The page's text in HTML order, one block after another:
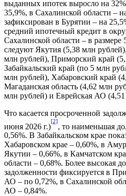
выданных ипотек выросло на
35,9%, в Сахалинской области –
зафиксирован в Бурятии – на
средний ипотечный кредит в
Сахалинской области – в
следуют Якутия (5,38 млн
млн рублей), Приморский край
Забайкальский край (по 5 млн
млн рублей), Хабаровский край
Магаданская область (4,62 млн
млн рублей) и Еврейская АО
Что касается просроченной
июня 2026 г.)
[2]
, то наименьшая
0,56%. В Забайкальском крае
Хабаровском крае – 0,60%, в
Якутии – 0,66%, в Камчатском
области – 0,68%. Более высокая
задолженности фиксируется в
АО – по 0,72%, в Сахалинской
АО – 0,84%.